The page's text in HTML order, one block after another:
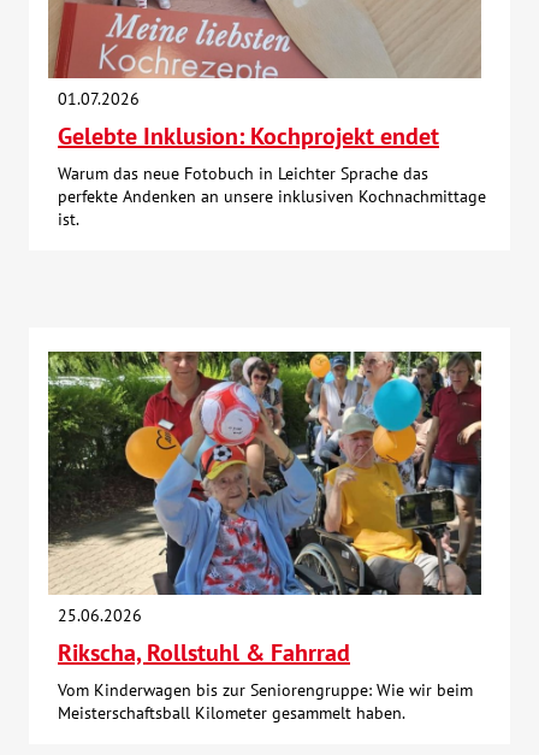
01.07.2026
Gelebte Inklusion: Kochprojekt endet
Warum das neue Fotobuch in Leichter Sprache das
perfekte Andenken an unsere inklusiven Kochnachmittage
ist.
25.06.2026
Rikscha, Rollstuhl & Fahrrad
Vom Kinderwagen bis zur Seniorengruppe: Wie wir beim
Meisterschaftsball Kilometer gesammelt haben.